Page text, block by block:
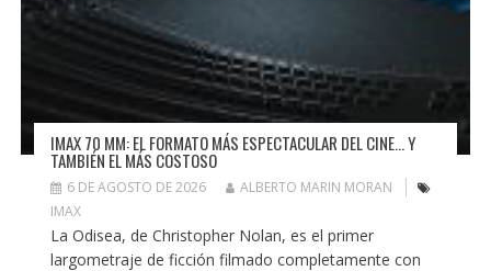
IMAX 70 MM: EL FORMATO MÁS ESPECTACULAR DEL CINE… Y
TAMBIÉN EL MÁS COSTOSO
6 DE AGOSTO DE 2026
ALBERTO MARIN MORAN
IMAX
La Odisea, de Christopher Nolan, es el primer
largometraje de ficción filmado completamente con